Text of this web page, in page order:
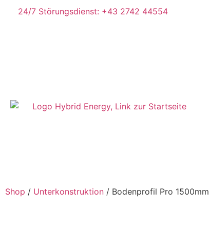
24/7 Störungsdienst: +43 2742 44554
Shop / Unterkonstruktion / Bodenprofil Pro 1500mm